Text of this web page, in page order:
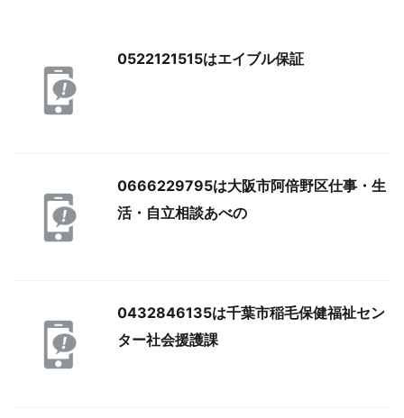
0522121515はエイブル保証
0666229795は大阪市阿倍野区仕事・生
活・自立相談あべの
0432846135は千葉市稲毛保健福祉セン
ター社会援護課